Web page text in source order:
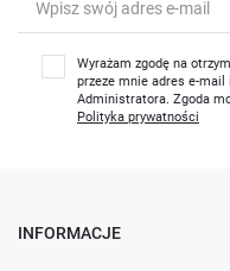
Wyrażam zgodę na
przeze mnie adres e-
Administratora. Zgoda
Polityka prywatności
INFORMACJE